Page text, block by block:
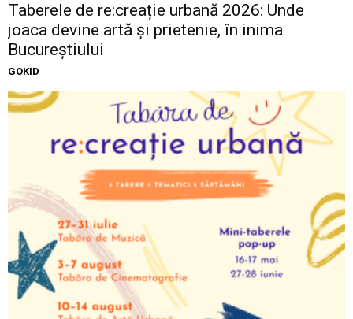
Taberele de re:creație urbană 2026: Unde
joaca devine artă și prietenie, în inima
Bucureștiului
GOKID